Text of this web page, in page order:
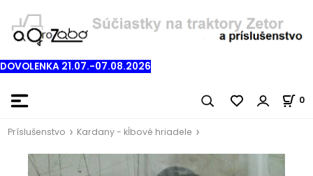
DOVOLENKA 21.07.-07.08.2026
0
Príslušenstvo Kardany - kĺbové hriadele